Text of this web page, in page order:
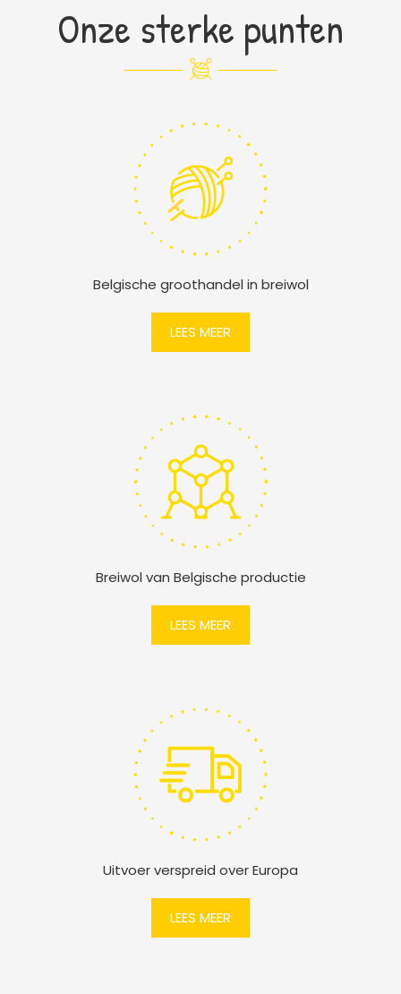
Onze sterke punten
Belgische groothandel in breiwol
LEES MEER
Breiwol van Belgische productie
LEES MEER
Uitvoer verspreid over Europa
LEES MEER